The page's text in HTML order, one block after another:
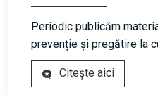
Periodic publicăm
prevenție și pregătire la
Citește aici